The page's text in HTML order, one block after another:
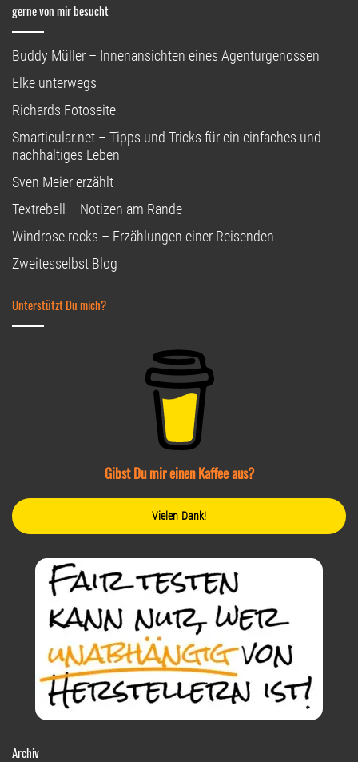
gerne von mir besucht
Buddy Müller – Innenansichten eines Agenturgenossen
Elke unterwegs
Richards Fotoseite
Smarticular.net – Tipps und Tricks für ein einfaches und
nachhaltiges Leben
Sven Meier erzählt
Textrebell – Notizen am Rande
Windrose.rocks – Erzählungen einer Reisenden
Zweitesselbst Blog
Unterstützt Du mich?
Gibst Du mir einen Kaffee aus?
Vielen Dank!
Archiv